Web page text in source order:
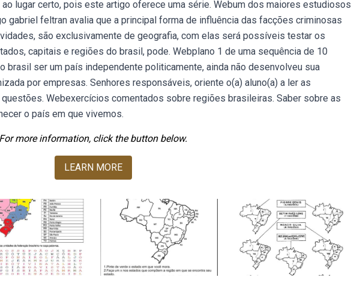
lugar certo, pois este artigo oferece uma série. Webum dos maiores estudiosos
gabriel feltran avalia que a principal forma de influência das facções criminosas
são exclusivamente de geografia, com elas será possíveis testar os
capitais e regiões do brasil, pode. Webplano 1 de uma sequência de 10
brasil ser um país independente politicamente, ainda não desenvolveu sua
por empresas. Senhores responsáveis, oriente o(a) aluno(a) a ler as
Webexercícios comentados sobre regiões brasileiras. Saber sobre as
o país em que vivemos.
For more information, click the button below.
LEARN MORE